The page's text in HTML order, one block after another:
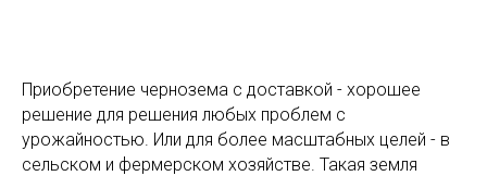
Приобретение чернозема с доставкой - хорошее
решение для решения любых проблем с
урожайностью. Или для более масштабных целей - в
сельском и фермерском хозяйстве. Такая земля